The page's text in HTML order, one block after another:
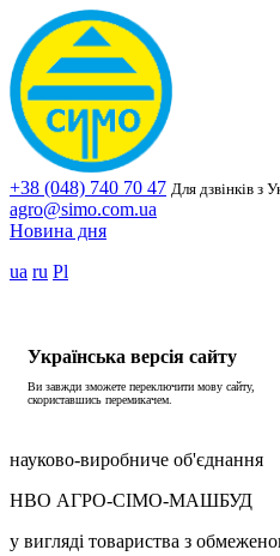
+38 (048) 740 70 47 Для дзвінків з
agro@simo.com.ua
Новина дня
ua ru Pl
Українська версія сайту
Ви завжди зможете переключити мову сайту,
скориставшись перемикачем.
науково-виробниче об'єднання
НВО АГРО-СІМО-МАШБУД
у вигляді товариства з